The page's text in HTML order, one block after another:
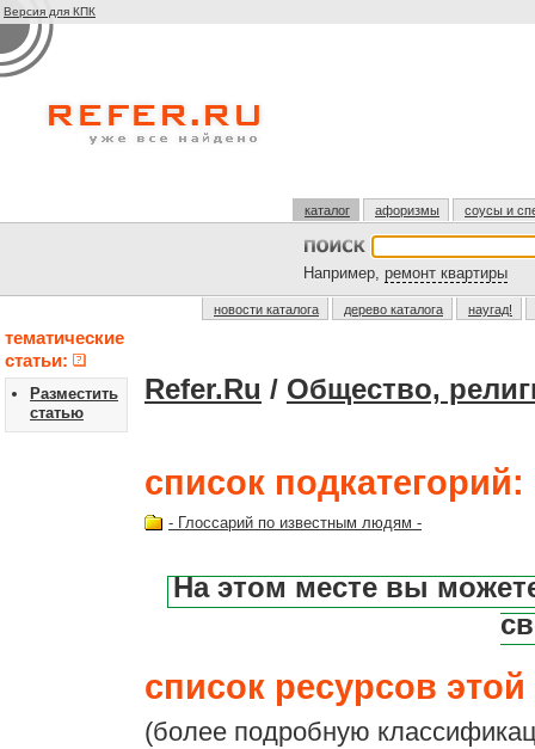
Версия для КПК
каталог афоризмы соусы и
Например, ремонт квартиры
новости каталога дерево каталога наугад!
тематические
статьи:
Разместить
статью
Refer.Ru / Общество,
список подкатегорий:
- Глоссарий по известным людям -
На этом месте вы
список ресурсов этой
(более подробную